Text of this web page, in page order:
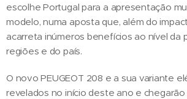
escolhe Portugal para a apresentação
modelo, numa aposta que, além do
acarreta inúmeros benefícios ao nível da
regiões e do país.
O novo PEUGEOT 208 e a sua variante
revelados no início deste ano e